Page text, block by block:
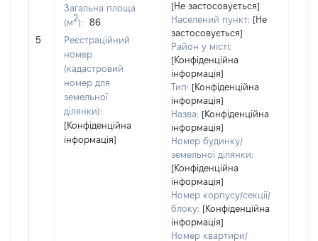
5
Загальна площа
(м2):
86
Реєстраційний
номер
(кадастровий
номер для
земельної
ділянки):
[Конфіденційна
інформація]
[Не застосовується]
Населений пункт: [Не
застосовується]
Район у місті:
[Конфіденційна
інформація]
Тип: [Конфіденційна
інформація]
Назва: [Конфіденційна
інформація]
Номер будинку/
земельної ділянки:
[Конфіденційна
інформація]
Номер корпусу/секції/
блоку: [Конфіденційна
інформація]
Номер квартири/